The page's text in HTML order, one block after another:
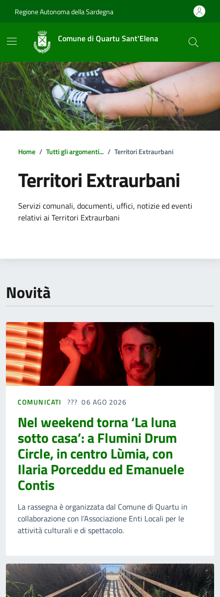
Regione Autonoma della Sardegna
Comune di Quartu Sant'Elena
Home Tutti gli argomenti... Territori Extraurbani
Territori Extraurbani
Dettagli della notizia
Servizi comunali, documenti, uffici, notizie ed eventi
relativi ai Territori Extraurbani
Novità
COMUNICATI 06 AGO 2026
Nel weekend torna ‘La luna
sotto casa’: a Flumini Drum
Circle, in centro Lùmia, con
Ilaria Porceddu ed Emanuele
Contis
La rassegna è organizzata dal Comune di Quartu in
collaborazione con l’Associazione Enti Locali per le
attività culturali e di spettacolo.